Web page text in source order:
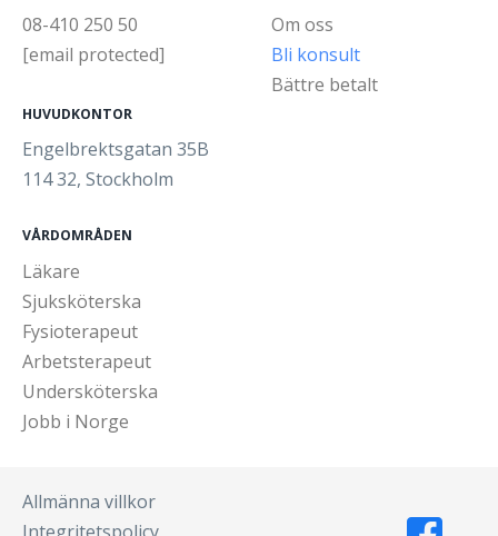
08-410 250 50
[email protected]
HUVUDKONTOR
Engelbrektsgatan 35B
114 32, Stockholm
Om oss
Bli konsult
Bättre betalt
VÅRDOMRÅDEN
Läkare
Sjuksköterska
Fysioterapeut
Arbetsterapeut
Undersköterska
Jobb i Norge
Allmänna villkor
Integritetspolicy